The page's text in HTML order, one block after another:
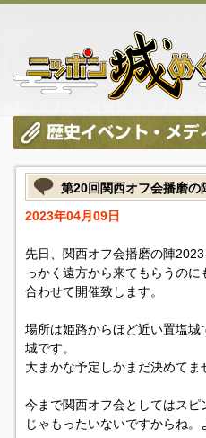
第20回関西オフ会播磨の
2023年04月09日
先日、関西オフ会播磨の陣
っかく遠方から来てもらうの
合わせて開催致します。
場所は姫路からほど近い置塩
城です。
大まかな予定しかまだ決めて
今まで関西オフ会としてはス
じゃもったいないですからね